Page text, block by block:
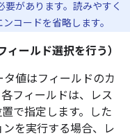
要があります。読みやすく
コードを省略します。
ィールド選択を行う）
タ値はフィールドのカ
フィールドは、レス
で指定します。した
ンを実行する場合、レ